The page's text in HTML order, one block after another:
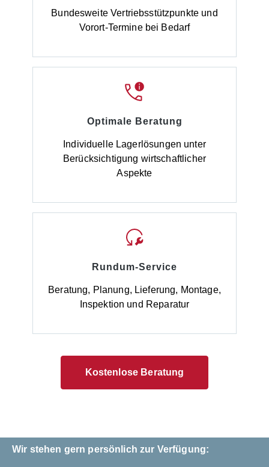
Bundesweite Vertriebsstützpunkte und
Vorort-Termine bei Bedarf
Optimale Beratung
Individuelle Lagerlösungen unter
Berücksichtigung wirtschaftlicher
Aspekte
Rundum-Service
Beratung, Planung, Lieferung, Montage,
Inspektion und Reparatur
Kostenlose Beratung
Wir stehen gern persönlich zur Verfügung: